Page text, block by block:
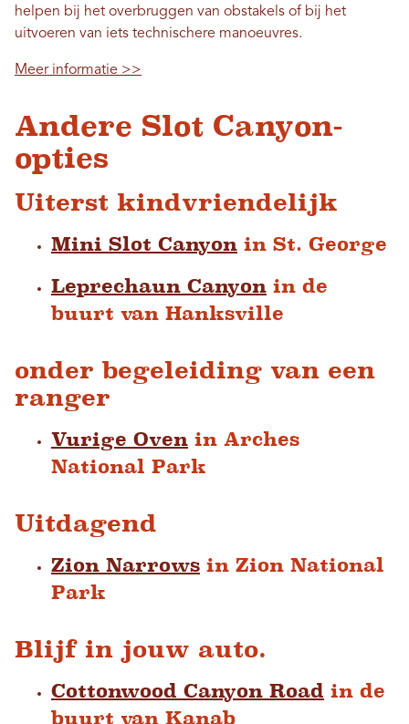
helpen bij het overbruggen van obstakels of bij het
uitvoeren van iets technischere manoeuvres.
Meer informatie >>
Andere Slot Canyon-
opties
Uiterst kindvriendelijk
Mini Slot Canyon in St. George
Leprechaun Canyon in de
buurt van Hanksville
onder begeleiding van een
ranger
Vurige Oven in Arches
National Park
Uitdagend
Zion Narrows in Zion National
Park
Blijf in jouw auto.
Cottonwood Canyon Road in de
buurt van Kanab